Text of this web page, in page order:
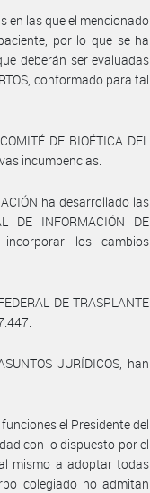
en las que el mencionado
por lo que se ha
deberán ser evaluadas
conformado para tal
DE BIOÉTICA DEL
incumbencias.
ha desarrollado las
DE INFORMACIÓN DE
incorporar los cambios
DE TRASPLANTE
JURÍDICOS, han
el Presidente del
con lo dispuesto por el
mismo a adoptar todas
colegiado no admitan